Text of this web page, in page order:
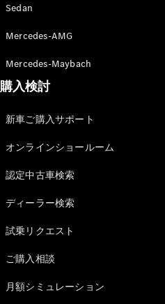
スト
ショールー
ム
Mini Van
V-Class
試乗リクエ
オンライン
ショールー
ム
Sedan
Mercedes-AMG
Mercedes-Maybach
購入検討
新車ご購入サポート
オンラインショールーム
認定中古車検索
ディーラー検索
試乗リクエスト
ご購入相談
月額シミュレーション